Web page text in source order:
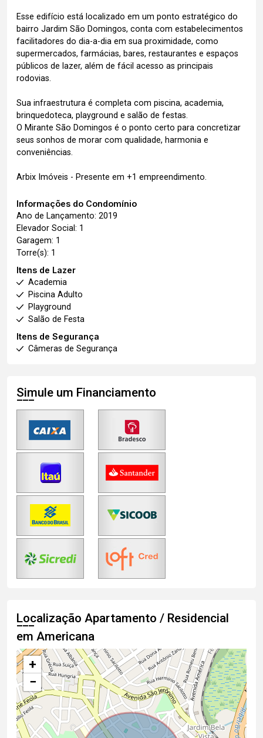
Esse edifício está localizado em um ponto estratégico do
bairro Jardim São Domingos, conta com estabelecimentos
facilitadores do dia-a-dia em sua proximidade, como
supermercados, farmácias, bares, restaurantes e espaços
públicos de lazer, além de fácil acesso as principais
rodovias.
Sua infraestrutura é completa com piscina, academia,
brinquedoteca, playground e salão de festas.
O Mirante São Domingos é o ponto certo para concretizar
seus sonhos de morar com qualidade, harmonia e
conveniências.
Arbix Imóveis - Presente em +1 empreendimento.
Informações do Condomínio
Ano de Lançamento: 2019
Elevador Social: 1
Garagem: 1
Torre(s): 1
Itens de Lazer
Academia
Piscina Adulto
Playground
Salão de Festa
Itens de Segurança
Câmeras de Segurança
Simule um Financiamento
Localização Apartamento / Residencial
em Americana
+
−